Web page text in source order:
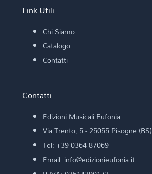
Link Utili
Chi Siamo
Catalogo
Contatti
Contatti
Edizioni Musicali Eufonia
Via Trento, 5 - 25055 Pisogne (BS)
Tel: +39 0364 87069
Email: info@edizionieufonia.it